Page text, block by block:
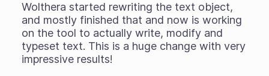
Wolthera started rewriting the text object,
and mostly finished that and now is working
on the tool to actually write, modify and
typeset text. This is a huge change with very
impressive results!